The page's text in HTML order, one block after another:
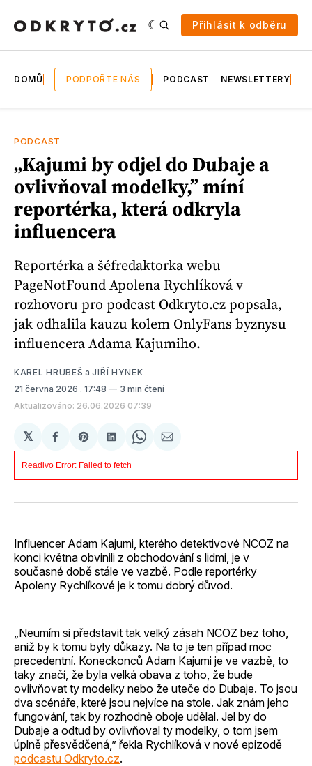
Přihlásit k odběru
DOMŮ PODPOŘTE NÁS PODCAST NEWSLETTERY
PODCAST
„Kajumi by odjel do Dubaje a
ovlivňoval modelky,” míní
reportérka, která odkryla
influencera
Reportérka a šéfredaktorka webu
PageNotFound Apolena Rychlíková v
rozhovoru pro podcast Odkryto.cz popsala,
jak odhalila kauzu kolem OnlyFans byznysu
influencera Adama Kajumiho.
KAREL HRUBEŠ aJIŘÍ HYNEK
21 června 2026 . 17:48
3 min čtení
Aktualizováno: 26.06.2026 07:39
𝕏
Sdílet
na
Facebooku
Share
on
Pinterest
Sdílet
na
LinkedIn
Share
on
Sdílet
e-
Influencer Adam Kajumi, kterého detektivové NCOZ na
konci května obvinili z obchodování s lidmi, je v
současné době stále ve vazbě. Podle reportérky
Apoleny Rychlíkové je k tomu dobrý důvod.
„Neumím si představit tak velký zásah NCOZ bez toho,
aniž by k tomu byly důkazy. Na to je ten případ moc
precedentní. Koneckonců Adam Kajumi je ve vazbě, to
taky značí, že byla velká obava z toho, že bude
ovlivňovat ty modelky nebo že uteče do Dubaje. To jsou
dva scénáře, které jsou nejvíce na stole. Jak znám jeho
fungování, tak by rozhodně oboje udělal. Jel by do
Dubaje a odtud by ovlivňoval ty modelky, o tom jsem
úplně přesvědčená,” řekla Rychlíková v nové epizodě
podcastu Odkryto.cz.